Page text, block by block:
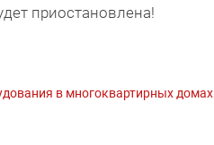
приостановлена!
в многоквартирных домах